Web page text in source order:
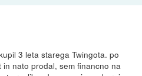
3 leta starega Twingota. po
nato prodal, sem financno na